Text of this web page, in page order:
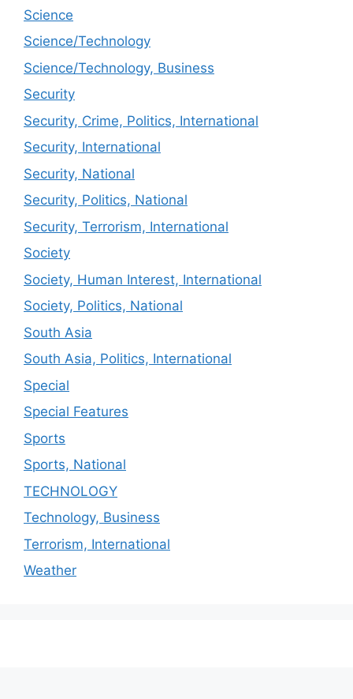
Science
Science/Technology
Science/Technology, Business
Security
Security, Crime, Politics, International
Security, International
Security, National
Security, Politics, National
Security, Terrorism, International
Society
Society, Human Interest, International
Society, Politics, National
South Asia
South Asia, Politics, International
Special
Special Features
Sports
Sports, National
TECHNOLOGY
Technology, Business
Terrorism, International
Weather